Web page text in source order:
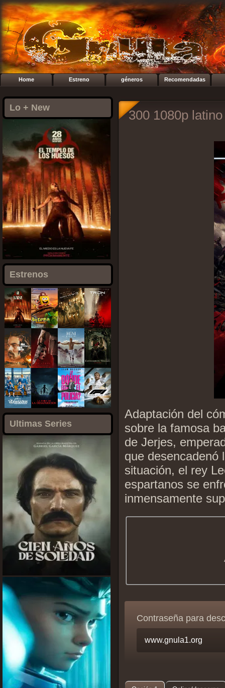
Home Estreno géneros Recomendadas
Lo + New
Estrenos
Ultimas Series
300 1080p
Adaptación del
sobre la famosa
de Jerjes,
que desencadenó
situación, el rey
espartanos se
inmensamente
Contraseña para